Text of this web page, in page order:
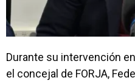
Durante su intervención
el concejal de FORJA,